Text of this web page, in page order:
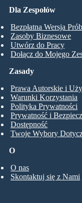
Dla Zespołów
Bezpłatna Wersja
Zasoby Biznesowe
Utwórz do Pracy
Dołącz do Mojego
O
O nas
Skontaktuj się z Nami
Zasady
Prawa Autorskie i
Warunki Korzystania
Polityka Prywatności
Prywatność i
Dostępność
Twoje Wybory